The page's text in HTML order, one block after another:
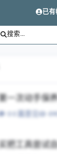
已
搜索...
第一次动手保
买把工具尝试